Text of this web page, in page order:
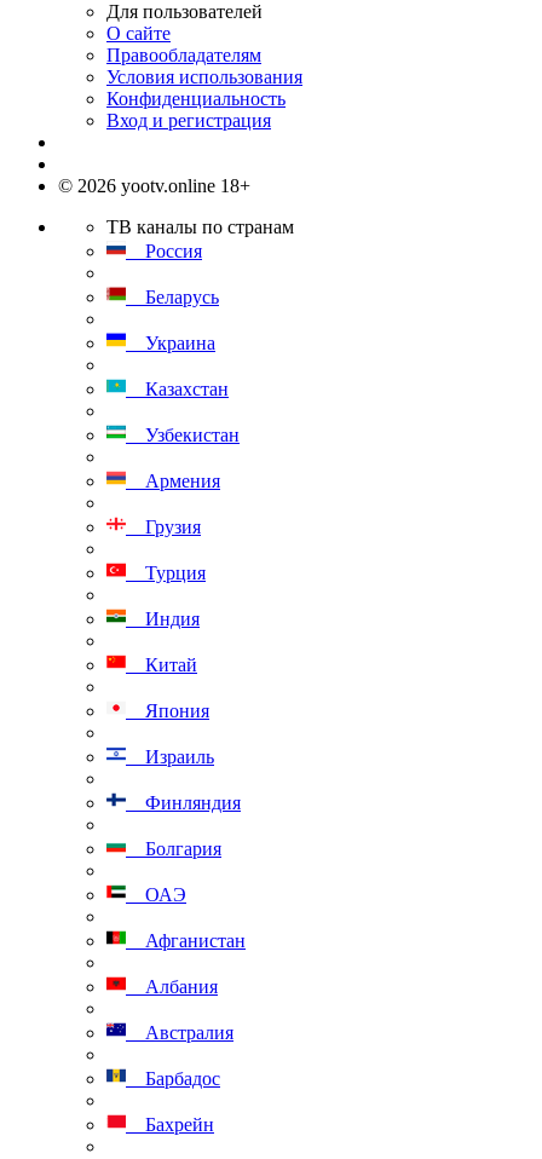
Для пользователей
О сайте
Правообладателям
Условия использования
Конфиденциальность
Вход и регистрация
© 2026 yootv.online 18+
ТВ каналы по странам
Россия
Беларусь
Украина
Казахстан
Узбекистан
Армения
Грузия
Турция
Индия
Китай
Япония
Израиль
Финляндия
Болгария
ОАЭ
Афганистан
Албания
Австралия
Барбадос
Бахрейн